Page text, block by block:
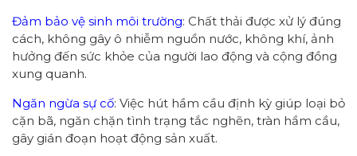
Đảm bảo vệ sinh môi trường: Chất thải được xử lý đúng
cách, không gây ô nhiễm nguồn nước, không khí, ảnh
hưởng đến sức khỏe của người lao động và cộng đồng
xung quanh.
Ngăn ngừa sự cố: Việc hút hầm cầu định kỳ giúp loại bỏ
cặn bã, ngăn chặn tình trạng tắc nghẽn, tràn hầm cầu,
gây gián đoạn hoạt động sản xuất.